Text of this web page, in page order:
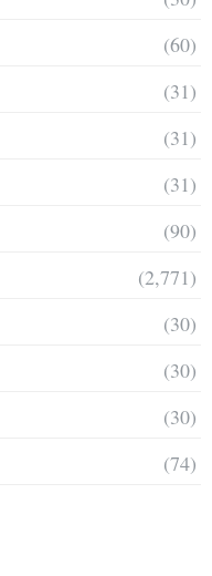
(60)
(31)
(31)
(31)
(90)
(2,771)
(30)
(30)
(30)
(74)